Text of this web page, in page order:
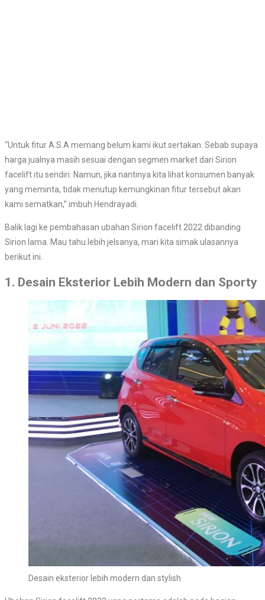
“Untuk fitur A.S.A memang belum kami ikut sertakan. Sebab supaya
harga jualnya masih sesuai dengan segmen market dari Sirion
facelift itu sendiri. Namun, jika nantinya kita lihat konsumen banyak
yang meminta, tidak menutup kemungkinan fitur tersebut akan
kami sematkan,” imbuh Hendrayadi.
Balik lagi ke pembahasan ubahan Sirion facelift 2022 dibanding
Sirion lama. Mau tahu lebih jelsanya, mari kita simak ulasannya
berikut ini.
1. Desain Eksterior Lebih Modern dan Sporty
Desain eksterior lebih modern dan stylish